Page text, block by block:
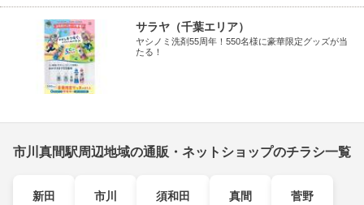
サラヤ（千葉エリア）
ヤシノミ洗剤55周年！550名様に豪華限定グッズが当
たる！
市川真間駅周辺地域の通販・ネットショップのチラシ一覧
新田 市川 須和田 真間 菅野